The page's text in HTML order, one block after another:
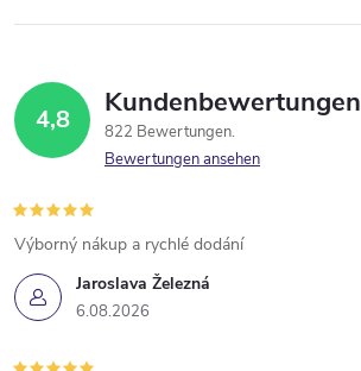
4,8 Kundenbewertungen
822 Bewertungen
Bewertungen ansehen
Jaroslava Železná
6.08.2026
Výborný nákup a rychlé dodání